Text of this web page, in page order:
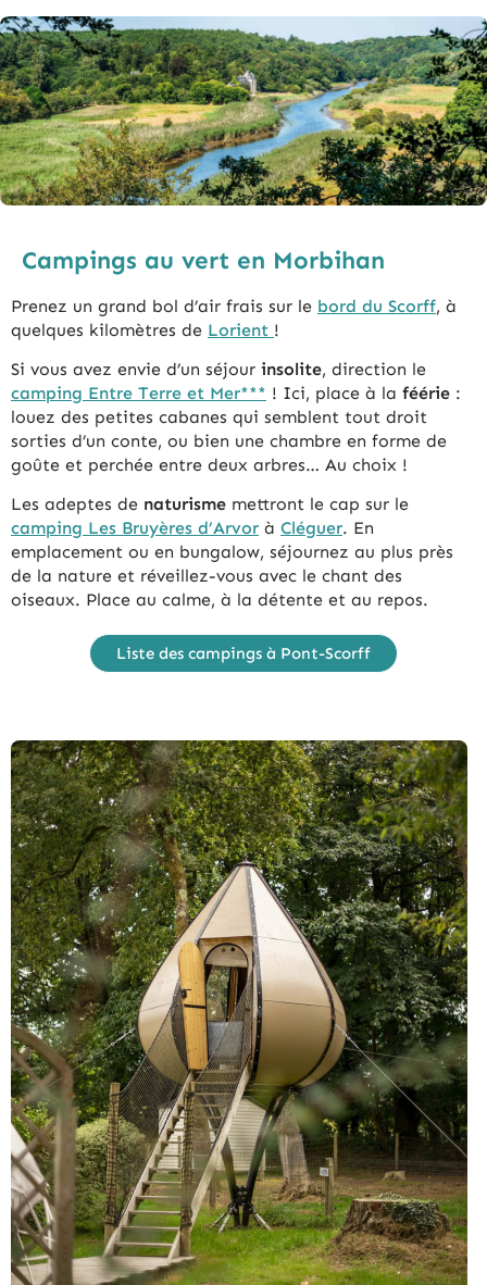
Campings au vert en Morbihan
Prenez un grand bol d’air frais sur le bord du Scorff, à
quelques kilomètres de Lorient !
Si vous avez envie d’un séjour insolite, direction le
camping Entre Terre et Mer*** ! Ici, place à la féérie :
louez des petites cabanes qui semblent tout droit
sorties d’un conte, ou bien une chambre en forme de
goûte et perchée entre deux arbres… Au choix !
Les adeptes de naturisme mettront le cap sur le
camping Les Bruyères d’Arvor à Cléguer. En
emplacement ou en bungalow, séjournez au plus près
de la nature et réveillez-vous avec le chant des
oiseaux. Place au calme, à la détente et au repos.
Liste des campings à Pont-Scorff